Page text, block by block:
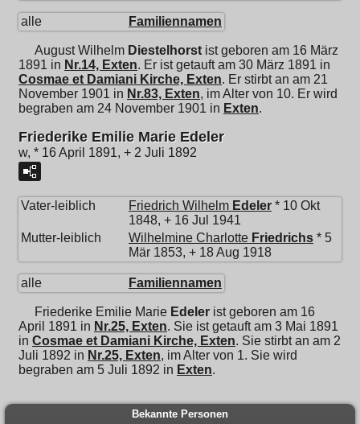
alle Familiennamen
August Wilhelm Diestelhorst ist geboren am 16 März
1891 in Nr.14, Exten. Er ist getauft am 30 März 1891 in
Cosmae et Damiani Kirche, Exten. Er stirbt an am 21
November 1901 in Nr.83, Exten, im Alter von 10. Er wird
begraben am 24 November 1901 in Exten.
Friederike Emilie Marie Edeler
w, * 16 April 1891, + 2 Juli 1892
Vater-leiblich Friedrich Wilhelm Edeler * 10 Okt
1848, + 16 Jul 1941
Mutter-leiblich
Wilhelmine Charlotte Friedrichs * 5
Mär 1853, + 18 Aug 1918
alle Familiennamen
Friederike Emilie Marie Edeler ist geboren am 16
April 1891 in Nr.25, Exten. Sie ist getauft am 3 Mai 1891
in Cosmae et Damiani Kirche, Exten. Sie stirbt an am 2
Juli 1892 in Nr.25, Exten, im Alter von 1. Sie wird
begraben am 5 Juli 1892 in Exten.
Bekannte Personen